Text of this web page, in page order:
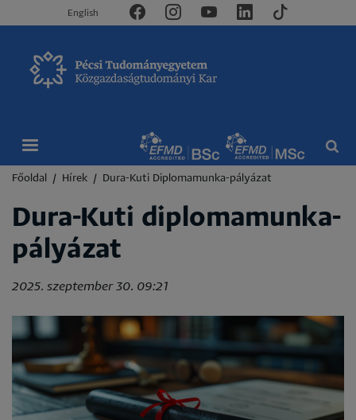
English
Morzsa
Főoldal Hírek Dura-Kuti Diplomamunka-pályázat
Dura-Kuti diplomamunka-
pályázat
2025. szeptember 30. 09:21